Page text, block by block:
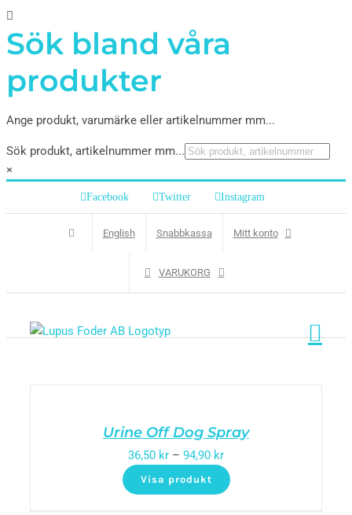
Sök bland våra
produkter
Ange produkt, varumärke eller artikelnummer mm...
Sök produkt, artikelnummer mm...
×
Facebook Twitter Instagram
English Snabbkassa Mitt konto
VARUKORG
Urine Off Dog Spray
36,50 kr – 94,90 kr
Visa produkt